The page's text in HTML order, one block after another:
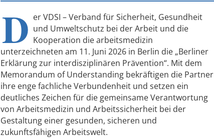
D er VDSI – Verband für Sicherheit, Gesundheit
und Umweltschutz bei der Arbeit und die
Kooperation die arbeitsmedizin
unterzeichneten am 11. Juni 2026 in Berlin die „Berliner
Erklärung zur interdisziplinären Prävention“. Mit dem
Memorandum of Understanding bekräftigen die Partner
ihre enge fachliche Verbundenheit und setzen ein
deutliches Zeichen für die gemeinsame Verantwortung
von Arbeitsmedizin und Arbeitssicherheit bei der
Gestaltung einer gesunden, sicheren und
zukunftsfähigen Arbeitswelt.